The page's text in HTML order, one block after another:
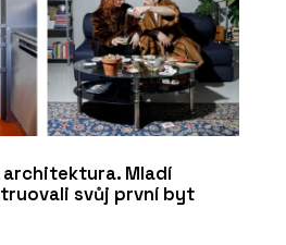
architektura. Mladí
svůj první byt